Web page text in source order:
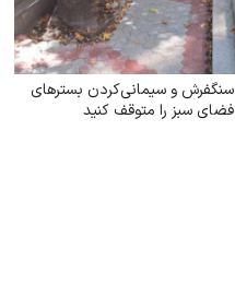
سنگفرش و سیمانی‌کردن بسترهای
فضای سبز را متوقف کنید